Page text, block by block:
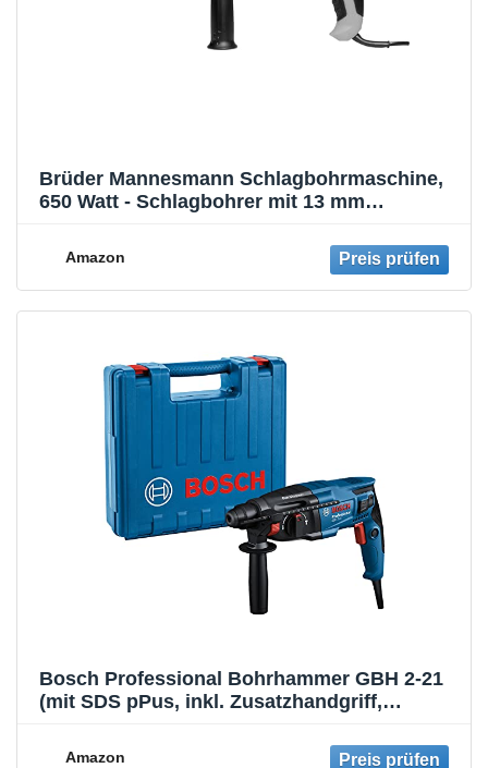
Brüder Mannesmann Schlagbohrmaschine,
650 Watt - Schlagbohrer mit 13 mm
Handgriff - kabelgebunden, mit Rechts- /
Linkslauf - Schwarz, Grau | M12507
Amazon
Bosch Professional Bohrhammer GBH 2-21
(mit SDS pPus, inkl. Zusatzhandgriff,
Handwerkoffer) Battery Powered
Amazon